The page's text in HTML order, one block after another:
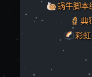
蜗牛脚本
典
彩